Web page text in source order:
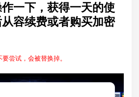
一下，获得一天的使
容续费或者购买加密
尝试，会被替换掉。